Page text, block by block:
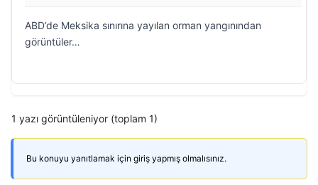
ABD’de Meksika sınırına yayılan orman yangınından
görüntüler…
1 yazı görüntüleniyor (toplam 1)
Bu konuyu yanıtlamak için giriş yapmış olmalısınız.